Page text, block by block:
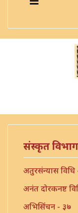
संस्कृत विभाग
अतुरसंन्यास विधि
अनंत दोरकनष्ट
अभिसिंचन - ३७